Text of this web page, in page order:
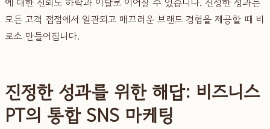
모든 고객 접점에서 일관되고 매끄러운 브랜드 경험을 제공할 때 비
로소 만들어집니다.
진정한 성과를 위한 해답: 비즈니스
PT의 통합 SNS 마케팅